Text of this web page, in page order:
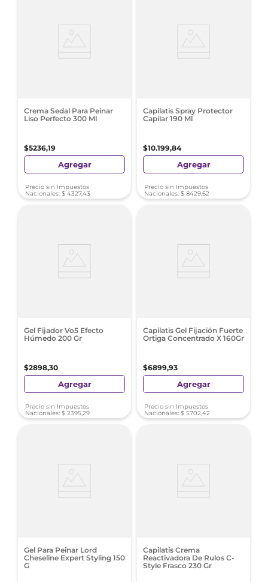
Crema Sedal Para Peinar
Liso Perfecto 300 Ml
$5236,19
Agregar
Precio sin Impuestos
Nacionales: $ 4327,43
Capilatis Spray Protector
Capilar 190 Ml
$10.199,84
Agregar
Precio sin Impuestos
Nacionales: $ 8429,62
Gel Fijador Vo5 Efecto
Húmedo 200 Gr
$2898,30
Agregar
Precio sin Impuestos
Nacionales: $ 2395,29
Capilatis Gel Fijación Fuerte
Ortiga Concentrado X 160Gr
$6899,93
Agregar
Precio sin Impuestos
Nacionales: $ 5702,42
Gel Para Peinar Lord
Cheseline Expert Styling 150
G
Capilatis Crema
Reactivadora De Rulos C-
Style Frasco 230 Gr